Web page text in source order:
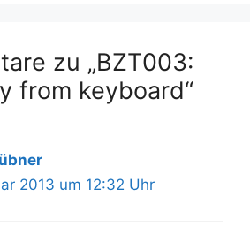
zu „BZT003:
from keyboard“
2013 um 12:32 Uhr